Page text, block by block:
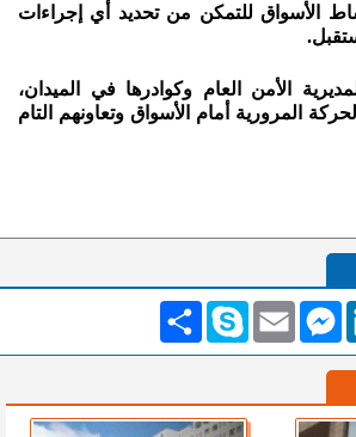
الأسواق للتمكن من تحديد أي إجراءات
الأمن العام وكوادرها في الميدان،
المرورية أمام الأسواق وتعاونهم التام
انشر Skype Email
Messenger